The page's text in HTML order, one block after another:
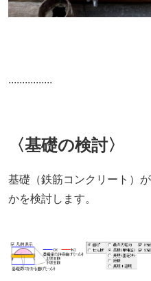
................
〈基礎の検討〉
基礎（鉄筋コンクリート）
かを検討します。